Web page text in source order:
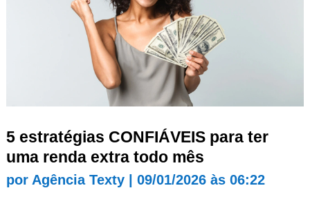
5 estratégias CONFIÁVEIS para ter
uma renda extra todo mês
por Agência Texty| 09/01/2026 às 06:22